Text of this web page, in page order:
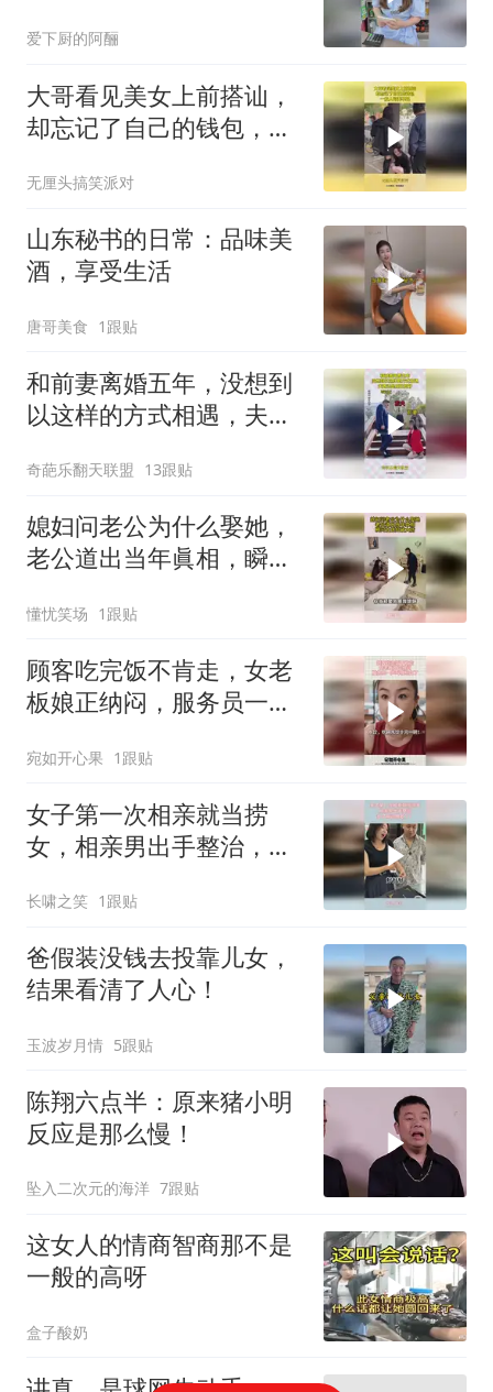
爱下厨的阿酾
大哥看见美女上前搭讪，
却忘记了自己的钱包，一
无厘头搞笑派对
山东秘书的日常：品味美
酒，享受生活
唐哥美食 1跟贴
和前妻离婚五年，没想到
以这样的方式相遇，夫妻
奇葩乐翻天联盟 13跟贴
媳妇问老公为什么娶她，
老公道出当年眞相，瞬间
懂忧笑场 1跟贴
顾客吃完饭不肯走，女老
板娘正纳闷，服务员一声
宛如开心果 1跟贴
女子第一次相亲就当捞
女，相亲男出手整治，女
长啸之笑 1跟贴
爸假装没钱去投靠儿女，
结果看清了人心！
玉波岁月情 5跟贴
陈翔六点半：原来猪小明
反应是那么慢！
坠入二次元的海洋 7跟贴
这女人的情商智商那不是
一般的高呀
盒子酸奶